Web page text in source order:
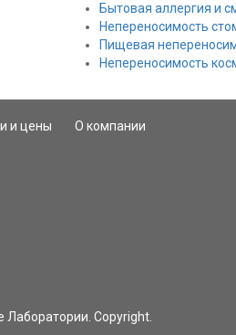
Бытовая аллергия и
Непереносимость
Пищевая
Непереносимость
и цены О компании
Copyright.